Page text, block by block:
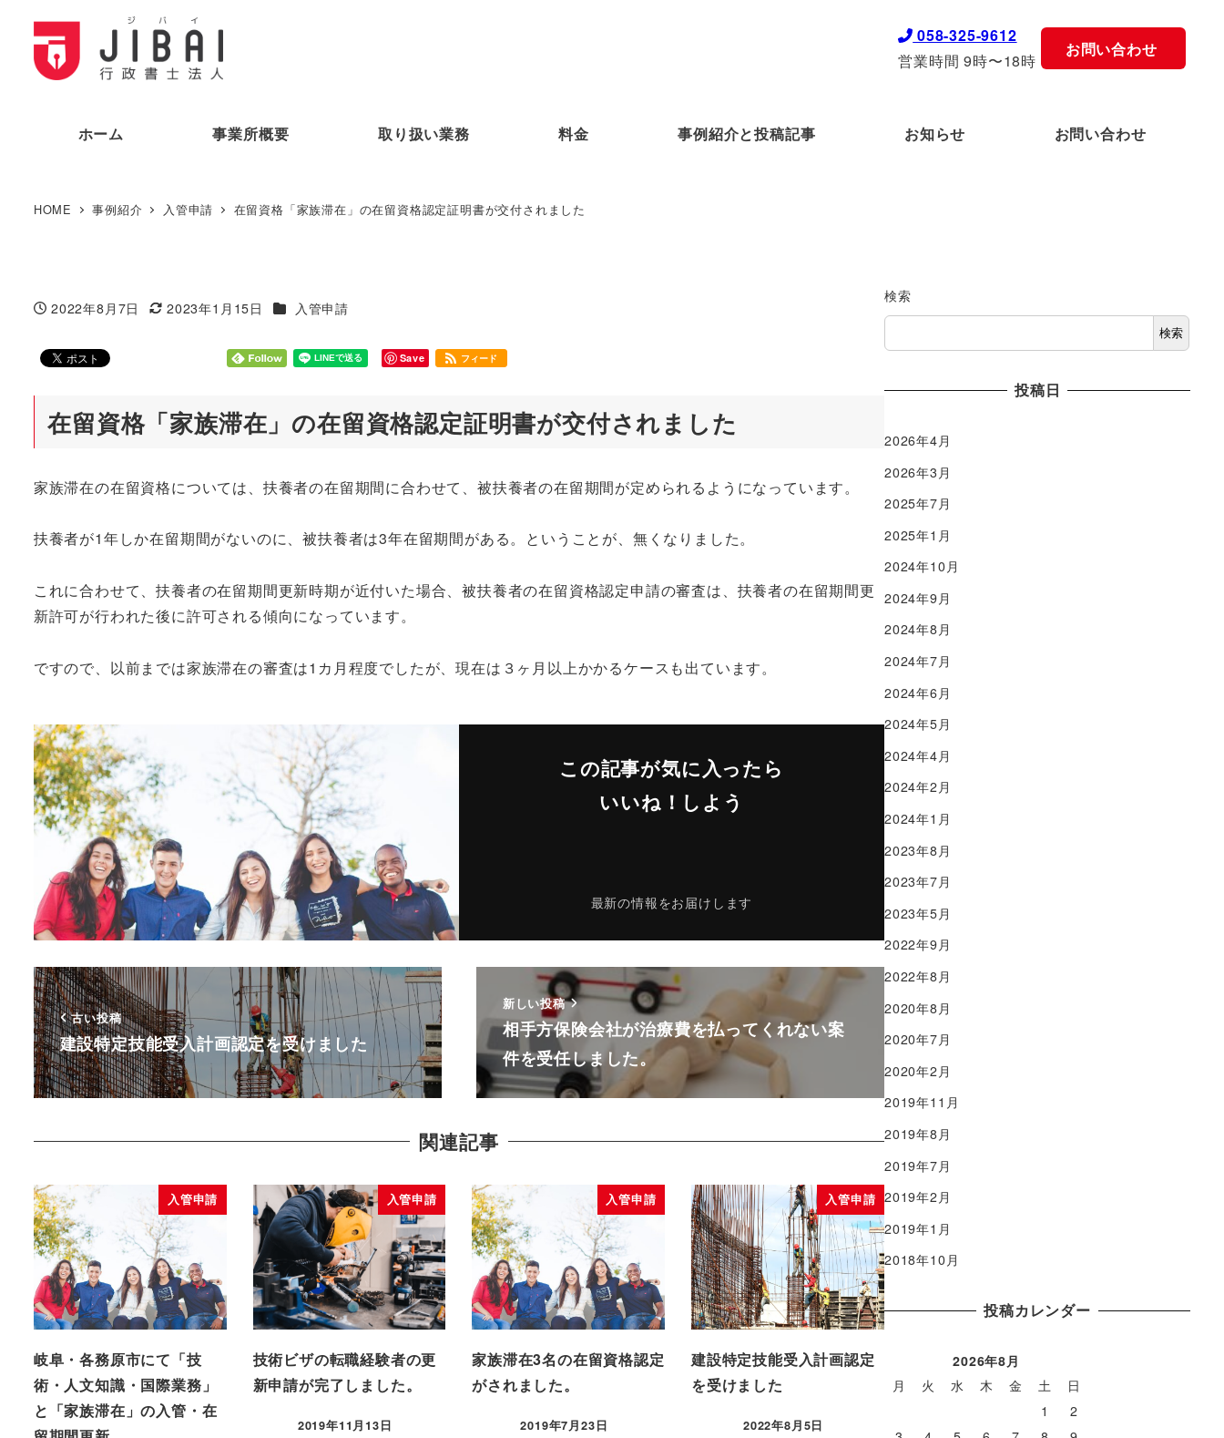
058-325-9612
営業時間 9時〜18時
お問い合わせ
ホーム 事業所概要 取り扱い業務 料金 事例紹介と投稿記事 お知らせ お問い合わせ
HOME 事例紹介 入管申請 在留資格「家族滞在」の在留資格認定証明書が交付されました
投稿日
2022年8月7日
更新日
2023年1月15日 カテゴリー
入管申請
Save フィード
在留資格「家族滞在」の在留資格認定証明書が交付されました
家族滞在の在留資格については、扶養者の在留期間に合わせて、被扶養者の在留期間が定められるようになっています。
扶養者が1年しか在留期間がないのに、被扶養者は3年在留期間がある。ということが、無くなりました。
これに合わせて、扶養者の在留期間更新時期が近付いた場合、被扶養者の在留資格認定申請の審査は、扶養者の在留期間更
新許可が行われた後に許可される傾向になっています。
ですので、以前までは家族滞在の審査は1カ月程度でしたが、現在は３ヶ月以上かかるケースも出ています。
この記事が気に入ったら
いいね！しよう
最新の情報をお届けします
古い投稿
建設特定技能受入計画認定を受けました
新しい投稿
相手方保険会社が治療費を払ってくれない案
件を受任しました。
関連記事
入管申請
岐阜・各務原市にて「技
術・人文知識・国際業務」
と「家族滞在」の入管・在
入管申請
技術ビザの転職経験者の更
新申請が完了しました。
2019年11月13日
入管申請
家族滞在3名の在留資格認定
がされました。
2019年7月23日
入管申請
建設特定技能受入計画認定
を受けました
2022年8月5日
検索
検索
投稿日
2026年4月
2026年3月
2025年7月
2025年1月
2024年10月
2024年9月
2024年8月
2024年7月
2024年6月
2024年5月
2024年4月
2024年2月
2024年1月
2023年8月
2023年7月
2023年5月
2022年9月
2022年8月
2020年8月
2020年7月
2020年2月
2019年11月
2019年8月
2019年7月
2019年2月
2019年1月
2018年10月
投稿カレンダー
2026年8月
月
火 水 木 金 土
日
1
2